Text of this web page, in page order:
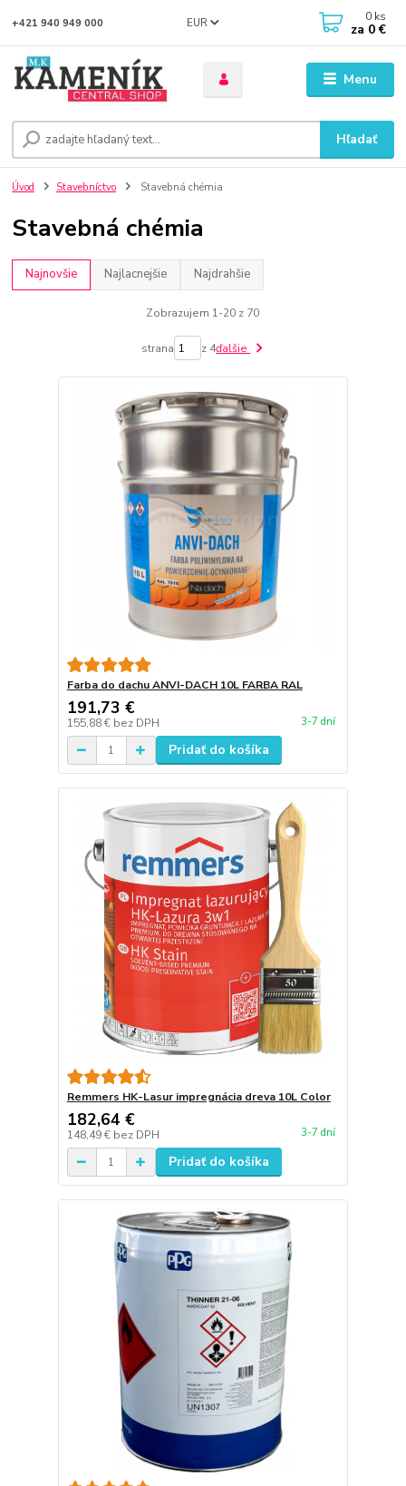
Menu
EUR
Hľadať
+421 940 949 000 0 ks
za 0 €
Úvod Stavebníctvo Stavebná chémia
Stavebná chémia
Najnovšie Najlacnejšie Najdrahšie
Zobrazujem 1-20 z 70
strana z 4ďalšie
Farba do dachu ANVI-DACH 10L FARBA RAL
191,73 €
155,88 € bez DPH 3-7 dní
Pridať do košíka
Remmers HK-Lasur impregnácia dreva 10L Color
182,64 €
148,49 € bez DPH 3-7 dní
Pridať do košíka